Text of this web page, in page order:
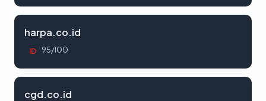
harpa.co.id
ID 95/100
cgd.co.id